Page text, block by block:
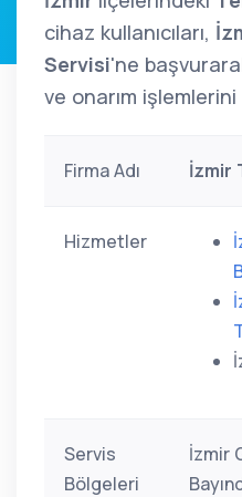
cihaz kullanıcıları,
Servisi'ne
ve onarım
Firma Adı İzmir
Hizmetler
Servis
Bölgeleri
İzmir